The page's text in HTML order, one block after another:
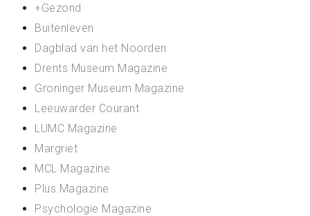
+Gezond
Buitenleven
Dagblad van het Noorden
Drents Museum Magazine
Groninger Museum Magazine
Leeuwarder Courant
LUMC Magazine
Margriet
MCL Magazine
Plus Magazine
Psychologie Magazine